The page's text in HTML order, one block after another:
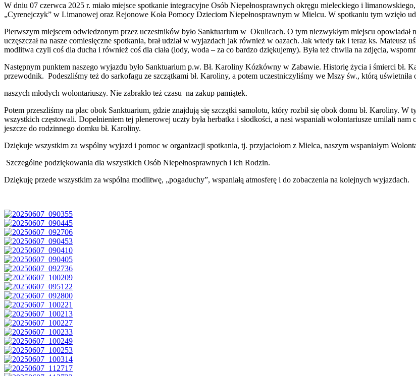
W dniu 07 czerwca 2025 r. miało miejsce spotkanie integracyjne Osób Niepełnosprawnych okręgu mieleckiego i
„Cyrenejczyk” w Limanowej oraz Rejonowe Koła Pomocy Dzieciom Niepełnosprawnym w Mielcu. W spotkaniu tym wzięło
Pierwszym miejscem odwiedzonym przez uczestników było Sanktuarium w Okulicach. O tym niezwykłym miejscu opowiadał
uczęszczał na nasze comiesięczne spotkania, brał udział w wyjazdach jak również w oazach. Jak wtedy tak i teraz ks.
modlitwa czyli coś dla ducha i również coś dla ciała (lody, woda – za co bardzo dziękujemy). Była też chwila na zdjęcia,
Następnym punktem naszego wyjazdu było Sanktuarium p.w. Bł. Karoliny Kózkówny w Zabawie. Historię życia i śmierci bł.
przewodnik. Podeszliśmy też do sarkofagu ze szczątkami bł. Karoliny, a potem uczestniczyliśmy we Mszy św., którą
naszych młodych wolontariuszy. Nie zabrakło też czasu na zakup pamiątek.
Potem przeszliśmy na plac obok Sanktuarium, gdzie znajdują się szczątki samolotu, który rozbił się obok domu bł. Karoliny.
wszystkich częstowali. Dopełnieniem tej plenerowej uczty była herbatka i słodkości, a nasi wspaniali wolontariusze umilali
jeszcze do rodzinnego domku bł. Karoliny.
Dziękuje wszystkim za wspólny wyjazd i pomoc w organizacji spotkania, tj. przyjaciołom z Mielca, naszym wspaniałym
Szczególne podziękowania dla wszystkich Osób Niepełnosprawnych i ich Rodzin.
Dziękuję przede wszystkim za wspólna modlitwę, „pogaduchy”, wspaniałą atmosferę i do zobaczenia na kolejnych wyjazdach.